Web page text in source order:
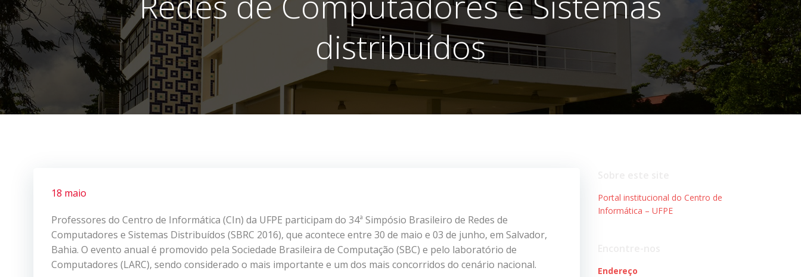
distribuídos
18 maio
Professores do Centro de Informática (CIn) da UFPE participam do 34ª Simpósio Brasileiro de Redes de
Computadores e Sistemas Distribuídos (SBRC 2016), que acontece entre 30 de maio e 03 de junho, em Salvador,
Bahia. O evento anual é promovido pela Sociedade Brasileira de Computação (SBC) e pelo laboratório de
Computadores (LARC), sendo considerado o mais importante e um dos mais concorridos do cenário nacional.
Portal institucional do Centro de
Informática – UFPE
Endereço